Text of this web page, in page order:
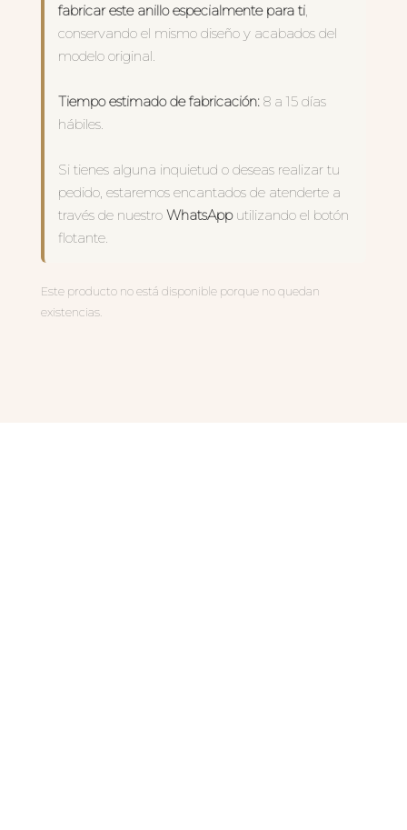
fabricar este anillo especialmente para ti,
conservando el mismo diseño y acabados del
modelo original.
Tiempo estimado de fabricación:8 a 15 días
hábiles.
Si tienes alguna inquietud o deseas realizar tu
pedido, estaremos encantados de atenderte a
través de nuestro WhatsApputilizando el botón
flotante.
Este producto no está disponible porque no quedan
existencias.